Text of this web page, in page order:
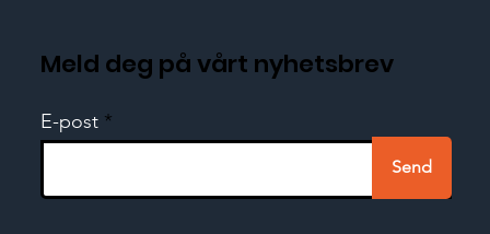
Meld deg på vårt nyhetsbrev
E-post
Send